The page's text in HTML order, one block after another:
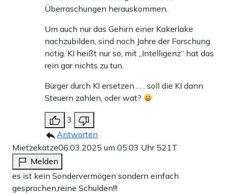
Überraschungen herauskommen.
Um auch nur das Gehirn einer Kakerlake
nachzubilden, sind noch Jahre der Forschung
nötig. KI heißt nur so, mit „Intelligenz“ hat das
rein gar nichts zu tun.
Bürger durch KI ersetzen . . . soll die KI dann
Steuern zahlen, oder wat?
3
Antworten
Mietzekatze06.03.2025 um 05:03 Uhr 521T
Melden
es ist kein Sondervermögen sondern einfach
gesprochen,reine Schulden!!!